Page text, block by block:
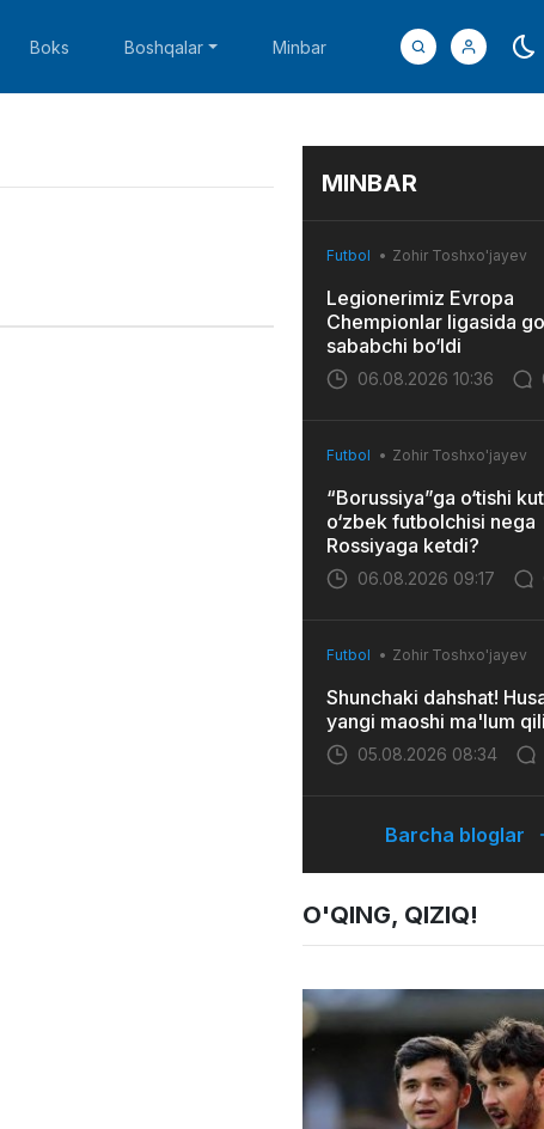
Boks Boshqalar Minbar
MINBAR
Futbol Zohir Toshxo'jayev
Legionerimiz Evropa
Chempionlar ligasida
sababchi bo‘ldi
06.08.2026 10:36
Futbol Zohir Toshxo'jayev
“Borussiya”ga o‘tishi
o‘zbek futbolchisi nega
Rossiyaga ketdi?
06.08.2026 09:17
Futbol Zohir Toshxo'jayev
Shunchaki dahshat!
yangi maoshi ma'lum
05.08.2026 08:34
Barcha bloglar
O'QING, QIZIQ!